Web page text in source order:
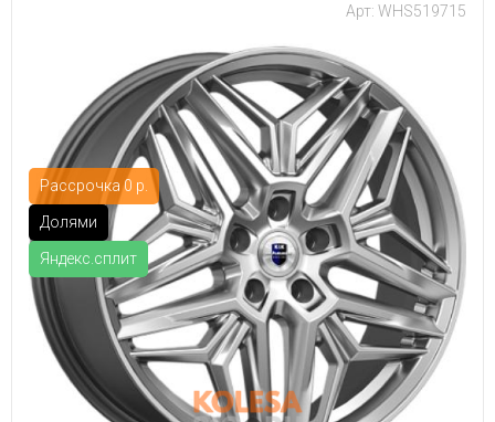
Рассрочка 0 р.
Долями
Яндекс.сплит
Арт: WHS519715